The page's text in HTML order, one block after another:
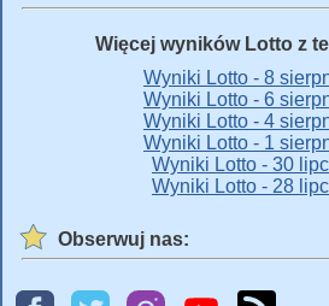
Więcej wyników Lotto z
Wyniki Lotto - 8
Wyniki Lotto - 6
Wyniki Lotto - 4
Wyniki Lotto - 1
Wyniki Lotto - 30
Wyniki Lotto - 28
Obserwuj nas: